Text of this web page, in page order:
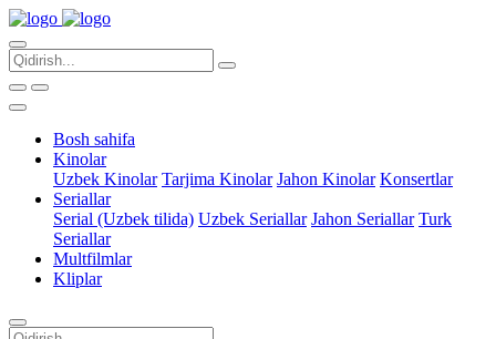
Bosh sahifa
Kinolar
Uzbek Kinolar Tarjima Kinolar Jahon Kinolar Konsertlar
Seriallar
Serial (Uzbek tilida) Uzbek Seriallar Jahon Seriallar Turk
Seriallar
Multfilmlar
Kliplar